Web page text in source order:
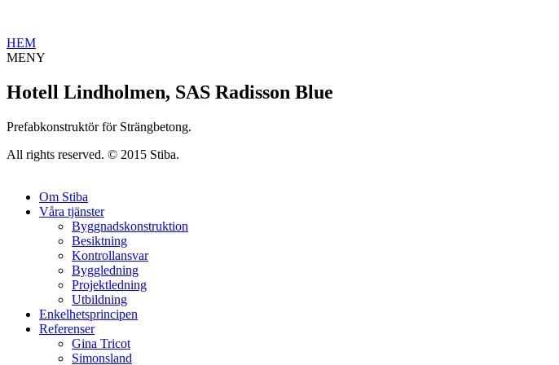
HEM
MENY
Hotell Lindholmen, SAS Radisson Blue
Prefabkonstruktör för Strängbetong.
All rights reserved. © 2015 Stiba.
Om Stiba
Våra tjänster
Byggnadskonstruktion
Besiktning
Kontrollansvar
Byggledning
Projektledning
Utbildning
Enkelhetsprincipen
Referenser
Gina Tricot
Simonsland